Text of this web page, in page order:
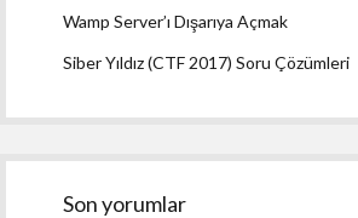
Wamp Server’ı Dışarıya Açmak
Siber Yıldız (CTF 2017) Soru Çözümleri
Son yorumlar